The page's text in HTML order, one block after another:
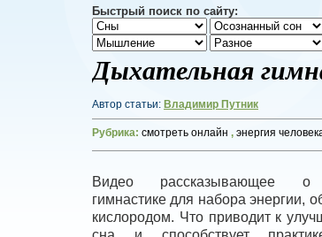
Быстрый поиск по сайту:
Дыхательная
Автор статьи: Владимир Путник
Рубрика: смотреть онлайн , энергия
Видео рассказывающее о
гимнастике для набора энергии,
кислородом. Что приводит к